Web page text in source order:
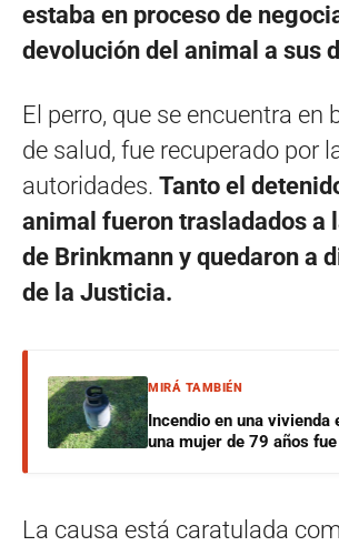
estaba en proceso de
devolución del animal a sus
El perro, que se encuentra en
de salud, fue recuperado por
autoridades. Tanto el
animal fueron trasladados a
de Brinkmann y quedaron a
de la Justicia.
MIRÁ TAMBIÉN
Incendio en una vivienda
una mujer de 79 años
La causa está caratulada